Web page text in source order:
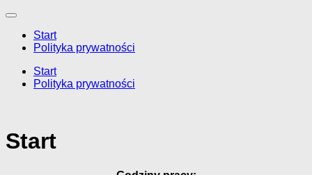
Przeskocz
treści
Start
Polityka prywatności
Start
Polityka prywatności
Start